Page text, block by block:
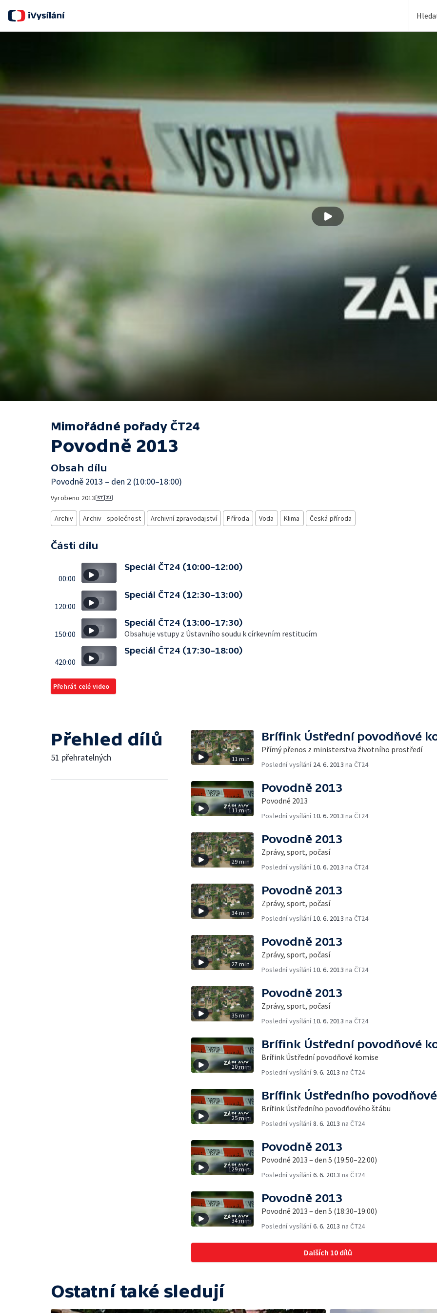
Mimořádné pořady ČT24
Povodně 2013
Obsah dílu
Povodně 2013 – den 2 (10:00–18:00)
Vyrobeno 2013
Archiv Archiv - společnost Archivní zpravodajství Příroda Voda Klima Česká příroda
Části dílu
00:00
Speciál ČT24 (10:00–12:00)
120:00
Speciál ČT24 (12:30–13:00)
150:00
Speciál ČT24 (13:00–17:30)
Obsahuje vstupy z Ústavního soudu k církevním restitucím
420:00
Speciál ČT24 (17:30–18:00)
Přehrát celé video
Přehled dílů
51 přehratelných 11 min
Brífink Ústřední povodňové
Přímý přenos z ministerstva životního prostředí
Poslední vysílání 24. 6. 2013 na ČT24
111 min
Povodně 2013
Povodně 2013
Poslední vysílání10. 6. 2013 na ČT24
29 min
Povodně 2013
Zprávy, sport, počasí
Poslední vysílání10. 6. 2013 na ČT24
34 min
Povodně 2013
Zprávy, sport, počasí
Poslední vysílání10. 6. 2013 na ČT24
27 min
Povodně 2013
Zprávy, sport, počasí
Poslední vysílání10. 6. 2013 na ČT24
35 min
Povodně 2013
Zprávy, sport, počasí
Poslední vysílání10. 6. 2013 na ČT24
20 min
Brífink Ústřední povodňové
Brífink Ústřední povodňové komise
Poslední vysílání9. 6. 2013 na ČT24
25 min
Brífink Ústředního
Brífink Ústředního povodňového štábu
Poslední vysílání8. 6. 2013 na ČT24
129 min
Povodně 2013
Povodně 2013 – den 5 (19:50–22:00)
Poslední vysílání6. 6. 2013 na ČT24
34 min
Povodně 2013
Povodně 2013 – den 5 (18:30–19:00)
Poslední vysílání6. 6. 2013 na ČT24
Dalších 10 dílů
Ostatní také sledují